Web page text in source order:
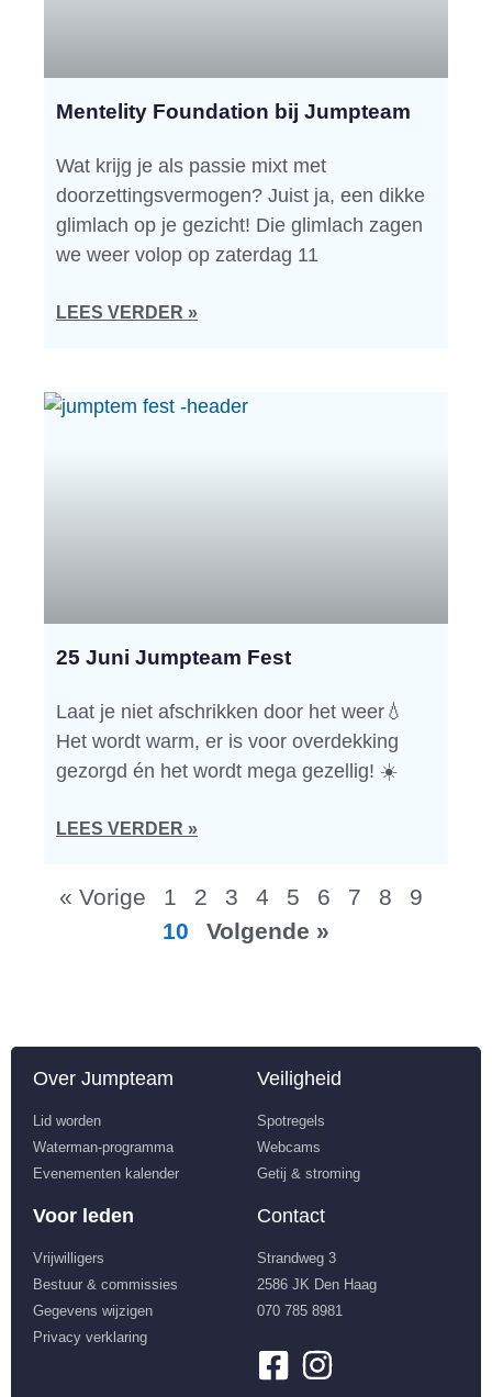
Mentelity Foundation bij Jumpteam
Wat krijg je als passie mixt met
doorzettingsvermogen? Juist ja, een dikke
glimlach op je gezicht! Die glimlach zagen
we weer volop op zaterdag 11
LEES VERDER »
25 Juni Jumpteam Fest
Laat je niet afschrikken door het weer💧
Het wordt warm, er is voor overdekking
gezorgd én het wordt mega gezellig! ☀️
LEES VERDER »
« Vorige 1 2 3 4 5 6 7 8
9
10
Volgende »
Over Jumpteam
Lid worden
Waterman-programma
Evenementen kalender
Veiligheid
Spotregels
Webcams
Getij & stroming
Voor leden
Vrijwilligers
Bestuur & commissies
Gegevens wijzigen
Privacy verklaring
Contact
Strandweg 3
2586 JK Den Haag
070 785 8981